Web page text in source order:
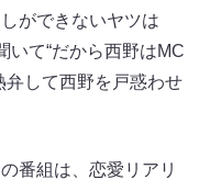
ができないヤツは
いて“だから西野はMC
弁して西野を戸惑わせ
番組は、恋愛リアリ